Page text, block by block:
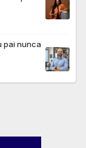
pai nunca